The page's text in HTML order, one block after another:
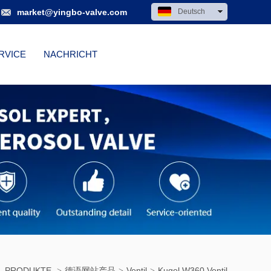
market@yingbo-valve.com
Deutsch
NACHRICHT